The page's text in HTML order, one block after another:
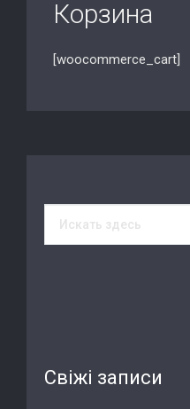
Корзина
[woocommerce_cart]
Свіжі записи